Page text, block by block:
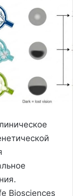
Biosciences